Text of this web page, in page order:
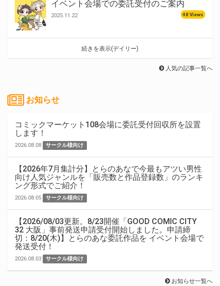
イベント会場での委託受付のご案内
2025.11.22 48 Views
続きを表示(デイリー)
人気の記事一覧へ
お知らせ
コミックマーケット108会場に委託受付回収所を設置
します！
2026.08.08 サークル様向け
【2026年7月集計分】とらのあなで今最もアツい男性
向け人気ジャンルを「販売数と作品登録数」のランキ
ング形式でご紹介！
2026.08.05 サークル様向け
【2026/08/03更新。8/23開催「GOOD COMIC CITY
32 大阪」事前発送申請受付開始しました。申請締
切：8/20(木)】とらのあな委託作品を イベント会場で
発送受付！
2026.08.03 サークル様向け
お知らせ一覧へ